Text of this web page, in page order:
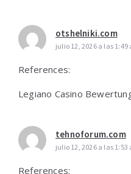
otshelniki.com
julio 12, 2026 a las 1:49
References:
Legiano Casino
tehnoforum.com
julio 12, 2026 a las 1:53
References: